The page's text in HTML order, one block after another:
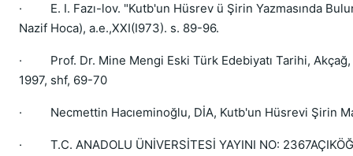
· E. I. Fazı-lov. "Kutb'un Hüsrev ü Şirin Yazmasında
Nazif Hoca), a.e.,XXI(I973). s. 89-96.
· Prof. Dr. Mine Mengi Eski Türk Edebiyatı Tarihi, Akçağ,
1997, shf, 69-70
· Necmettin Hacıeminoğlu, DİA, Kutb'un Hüsrevi Şirin
· T.C. ANADOLU ÜNİVERSİTESİ YAYINI NO: